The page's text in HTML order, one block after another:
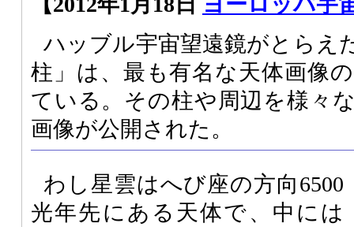
ハッブル宇宙望遠鏡がとらえ
柱」は、最も有名な天体画像
ている。その柱や周辺を様々
画像が公開された。
わし星雲はへび座の方向6500
光年先にある天体で、中には